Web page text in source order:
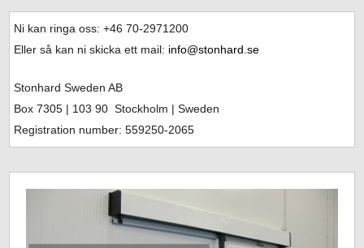
Ni kan ringa oss: +4670-2971200
Eller så kan ni skicka ett mail: info@stonhard.se
Stonhard Sweden AB
Box 7305 | 103 90 Stockholm | Sweden
Registration number: 559250-2065